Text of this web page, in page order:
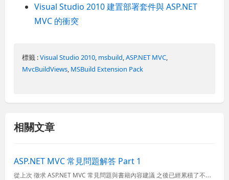
Visual Studio 2010 建置部署套件與 ASP.NET
MVC 的衝突
標籤 :Visual Studio 2010 msbuild ,ASP.NET MVC
MvcBuildViews MSBuild Extension Pack
相關文章
ASP.NET MVC 常見問題解答 Part 1
從上次 徵求 ASP.NET MVC 常見問題與書籍內容建議 之後已經累積了不少人對於 ASP.NET MVC 的問題與疑慮，所以藉此批次回應各位的問題，希望讓 ASP.NET MVC 這個明日之星能...